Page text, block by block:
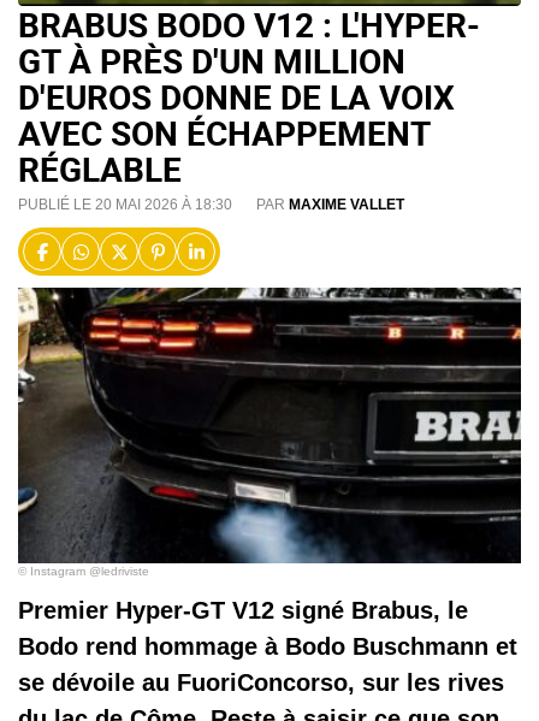
BRABUS BODO V12 : L'HYPER-
GT À PRÈS D'UN MILLION
D'EUROS DONNE DE LA VOIX
AVEC SON ÉCHAPPEMENT
RÉGLABLE
PUBLIÉ LE 20 MAI 2026 À 18:30 PAR MAXIME VALLET
© Instagram @ledriviste
Premier Hyper-GT V12 signé Brabus, le
Bodo rend hommage à Bodo Buschmann et
se dévoile au FuoriConcorso, sur les rives